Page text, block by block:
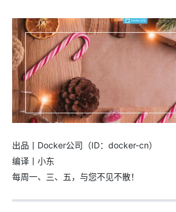
出品丨Docker公司（ID：docker-cn）
编译丨小东
每周一、三、五，与您不见不散！